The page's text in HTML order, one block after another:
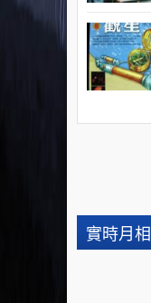
實時月相